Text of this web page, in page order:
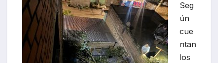
Seg
ún
cue
ntan
los